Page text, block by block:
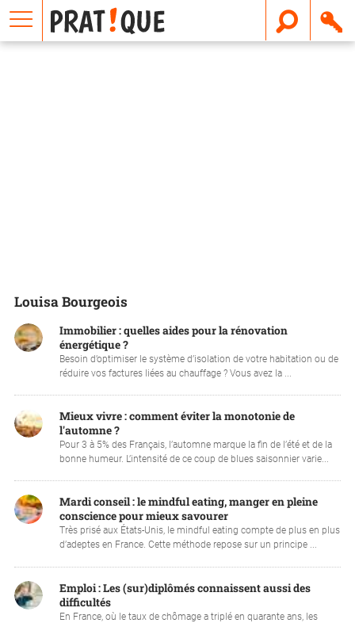
Louisa Bourgeois
Immobilier : quelles aides pour la rénovation
énergétique ?
Besoin d’optimiser le système d’isolation de votre habitation ou de
réduire vos factures liées au chauffage ? Vous avez la ...
Mieux vivre : comment éviter la monotonie de
l'automne ?
Pour 3 à 5% des Français, l’automne marque la fin de l’été et de la
bonne humeur. L’intensité de ce coup de blues saisonnier varie...
Mardi conseil : le mindful eating, manger en pleine
conscience pour mieux savourer
Très prisé aux États-Unis, le mindful eating compte de plus en plus
d’adeptes en France. Cette méthode repose sur un principe ...
Emploi : Les (sur)diplômés connaissent aussi des
difficultés
En France, où le taux de chômage a triplé en quarante ans, les
E
m
a